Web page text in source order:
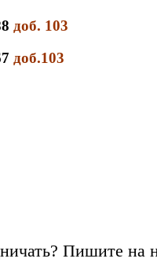
доб. 103
доб.103
Пишите на